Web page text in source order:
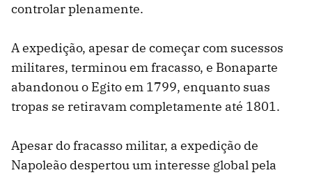
controlar plenamente.
A expedição, apesar de começar com sucessos
militares, terminou em fracasso, e Bonaparte
abandonou o Egito em 1799, enquanto suas
tropas se retiravam completamente até 1801.
Apesar do fracasso militar, a expedição de
Napoleão despertou um interesse global pela